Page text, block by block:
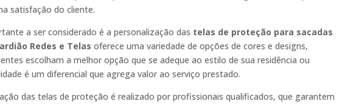
satisfação do cliente.
a ser considerado é a personalização das telas de proteção para sacadas
Redes e Telas oferece uma variedade de opções de cores e designs,
escolham a melhor opção que se adeque ao estilo de sua residência ou
é um diferencial que agrega valor ao serviço prestado.
das telas de proteção é realizado por profissionais qualificados, que garantem